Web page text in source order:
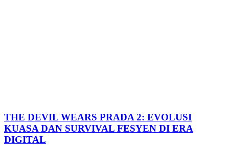
THE DEVIL WEARS PRADA 2: EVOLUSI
KUASA DAN SURVIVAL FESYEN DI ERA
DIGITAL